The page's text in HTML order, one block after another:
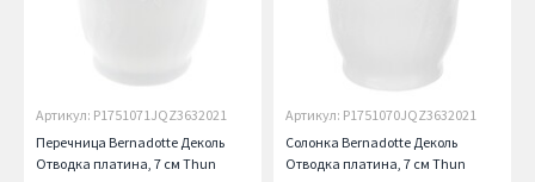
Артикул: P1751071JQZ3632021
Перечница Bernadotte Деколь
Отводка платина, 7 см Thun
Артикул: P1751070JQZ3632021
Солонка Bernadotte Деколь
Отводка платина, 7 см Thun